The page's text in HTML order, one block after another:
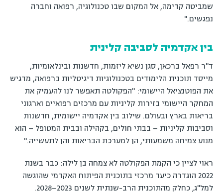
שמביטה קדימה, אל המקום שבו טכנולוגיה, רפואה וחברה
נפגשים."
בין אקדמיה לסביבה קלינית
ד"ר רפאל ברכאן, סגן נשיא ליזמות, חדשנות ובינלאומיות,
מייסד תוכנית הלימודים בטכנולוגיות דיגיטליות ברפואה, מדגיש
את הפוטנציאל היישומי: "הפקולטה תאפשר לנו להעמיק את
המחקר היישומי בזירות קליניות עם מרכזים רפואיים וארגוני
בריאות בארץ ובעולם. שילוב בין אקדמיה יישומית, חדשנות
וסביבות קליניות – בבתי חולים, בקהילה ובבית המטופל – הוא
מנוע צמיחה משמעותי, הן למערכת הבריאות והן לתעשייה."
ראוי לציין כי הקמת הפקולטה לא צמחה בן לילה: כבר בשנת
2022 הוגדרה כיעד מרכזי בתוכנית הפיתוח האקדמי שהוגשה
למל"ג, כחלק מהתוכנית הרב-שנתית לשנים 2023–2028.